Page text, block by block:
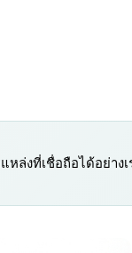
ล่งที่เชื่อถือได้อย่างเ